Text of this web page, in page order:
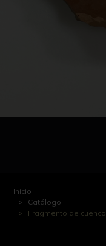
Inicio
Catálogo
Fragmento de cuenco